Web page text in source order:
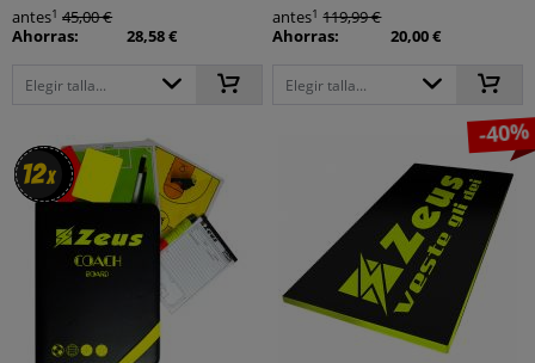
antes1 45,00 €
Ahorras:
28,58 €
Elegir talla...
antes1 119,99 €
Ahorras:
20,00 €
Elegir talla...
12x
12x
-40%